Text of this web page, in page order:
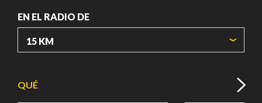
EN EL RADIO DE
QUÉ